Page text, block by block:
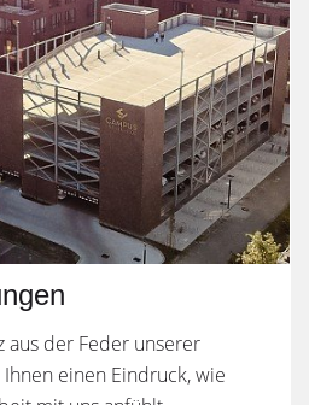
aus der Feder unserer
einen Eindruck, wie